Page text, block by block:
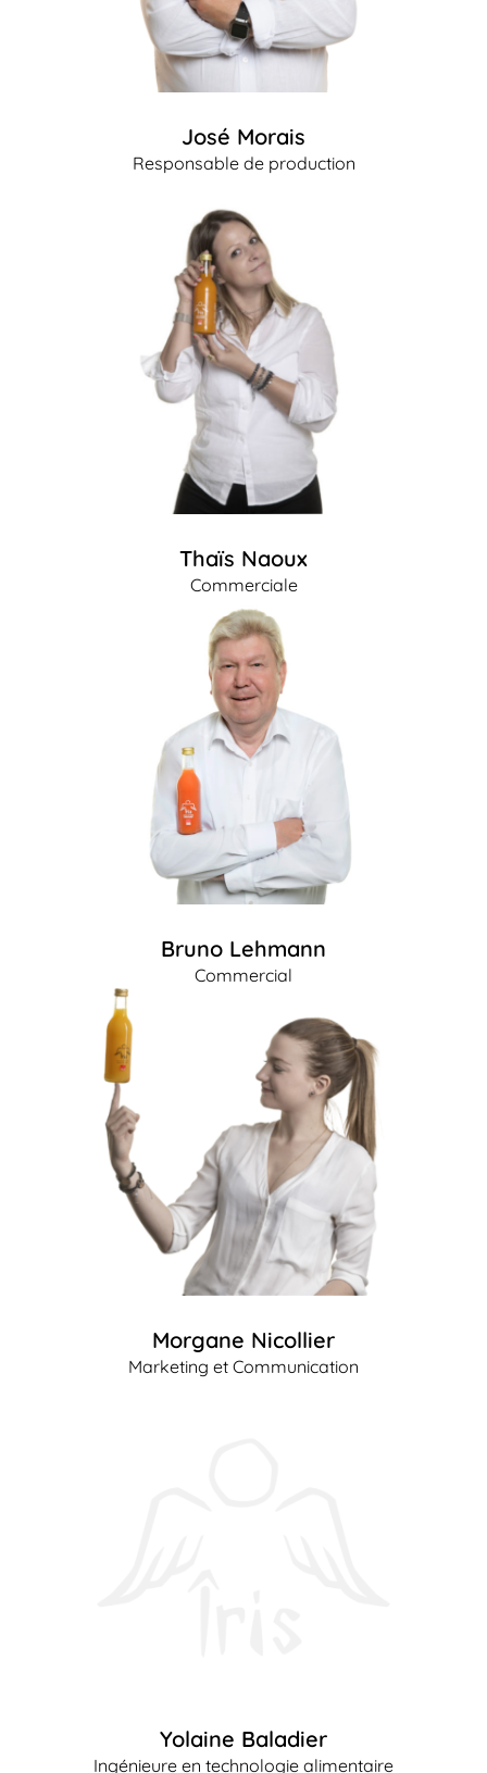
José Morais
Responsable de production
Thaïs Naoux
Commerciale
Bruno Lehmann
Commercial
Morgane Nicollier
Marketing et Communication
Yolaine Baladier
Ingénieure en technologie alimentaire